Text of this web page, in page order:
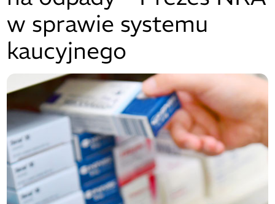
w sprawie systemu
kaucyjnego